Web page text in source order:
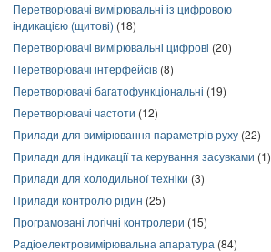
Перетворювачі вимірювальні із цифровою
індикацією (щитові) (18)
Перетворювачі вимірювальні цифрові (20)
Перетворювачі інтерфейсів (8)
Перетворювачі багатофункціональні (19)
Перетворювачі частоти (12)
Прилади для вимірювання параметрів руху (22)
Прилади для індикації та керування засувками (1)
Прилади для холодильної техніки (3)
Прилади контролю рідин (25)
Програмовані логічні контролери (15)
Радіоелектровимірювальна апаратура (84)